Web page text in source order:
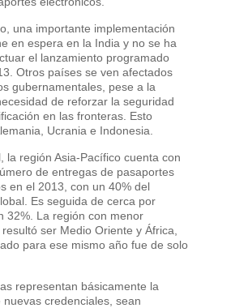
una importante implementación
en espera en la India y no se ha
el lanzamiento programado
Otros países se ven afectados
gubernamentales, pese a la
de reforzar la seguridad
en las fronteras. Esto
Ucrania e Indonesia.
la región Asia-Pacífico cuenta con
de entregas de pasaportes
en el 2013, con un 40% del
Es seguida de cerca por
32%. La región con menor
ser Medio Oriente y África,
para ese mismo año fue de solo
representan básicamente la
nuevas credenciales, sean